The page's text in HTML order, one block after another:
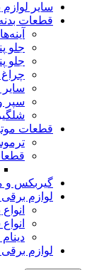
سایر
قطعات
آینه‌ها
جلو
جلو
سایر
سپر
قطعات
گیربکس و
لوازم
لوازم